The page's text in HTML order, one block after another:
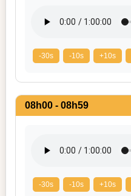
-30s -10s +10s
08h00 - 08h59
-30s -10s +10s